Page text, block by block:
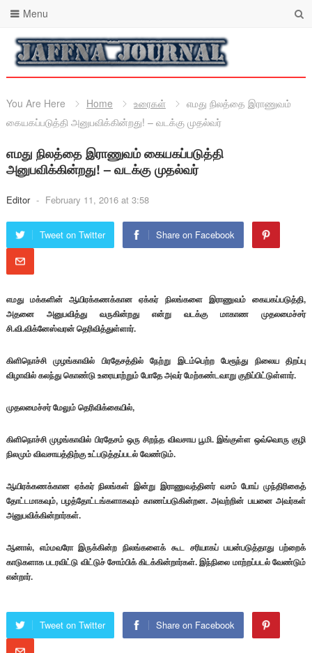
Menu
You Are Here Home உரைகள்
எமது நிலத்தை இராணுவம்
கையகப்படுத்தி அனுபவிக்கின்றது! – வடக்கு முதல்வர்
எமது நிலத்தை இராணுவம் கையகப்படுத்தி
அனுபவிக்கின்றது! – வடக்கு முதல்வர்
Editor - February 11, 2016 at 3:58
Tweet on Twitter Share on Facebook
எமது மக்களின் ஆயிரக்கணக்கான ஏக்கர் நிலங்களை இராணுவம் கையகப்படுத்தி,
அதனை அனுபவித்து வருகின்றது என்று வடக்கு மாகாண முதலமைச்சர்
சி.வி.விக்னேஸ்வரன் தெரிவித்துள்ளார்.
கிளிநொச்சி முழங்காவில் பிரதேசத்தில் நேற்று இடம்பெற்ற பேரூந்து நிலைய திறப்பு
விழாவில் கலந்து கொண்டு உரையாற்றும் போதே அவர் மேற்கண்டவாறு குறிப்பிட்டுள்ளார்.
முதலமைச்சர் மேலும் தெரிவிக்கையில்,
கிளிநொச்சி முழங்காவில் பிரதேசம் ஒரு சிறந்த விவசாய பூமி. இங்குள்ள ஒவ்வொரு குழி
நிலமும் விவசாயத்திற்கு உட்படுத்தப்படல் வேண்டும்.
ஆயிரக்கணக்கான ஏக்கர் நிலங்கள் இன்று இராணுவத்தினர் வசம் போய் முந்திரிகைத்
தோட்டமாகவும், பழத்தோட்டங்களாகவும் காணப்படுகின்றன. அவற்றின் பயனை அவர்கள்
அனுபவிக்கின்றார்கள்.
ஆனால், எம்மவரோ இருக்கின்ற நிலங்களைக் கூட சரியாகப் பயன்படுத்தாது பற்றைக்
காடுகளாக படரவிட்டு விட்டுச் சோம்பிக் கிடக்கின்றார்கள். இந்நிலை மாற்றப்படல் வேண்டும்
என்றார்.
Tweet on Twitter Share on Facebook